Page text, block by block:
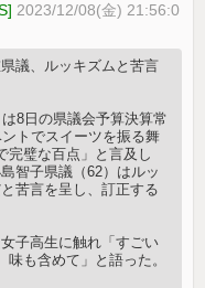
2023/12/08(金) 21:56:0
議、ルッキズムと苦言
8日の県議会予算決算常
トでスイーツを振る舞
完璧な百点」と言及し
智子県議（62）はルッ
苦言を呈し、訂正する
子高生に触れ「すごい
も含めて」と語った。